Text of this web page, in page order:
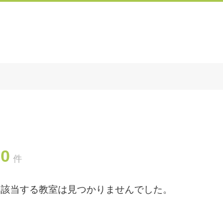
0 件
該当する教室は見つかりませんでした。